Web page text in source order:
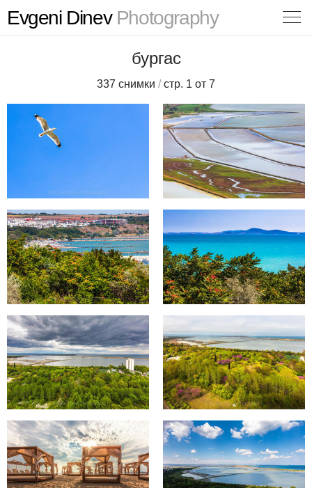
Evgeni DinevPhotography
бургас
337 снимки /стр. 1 от 7